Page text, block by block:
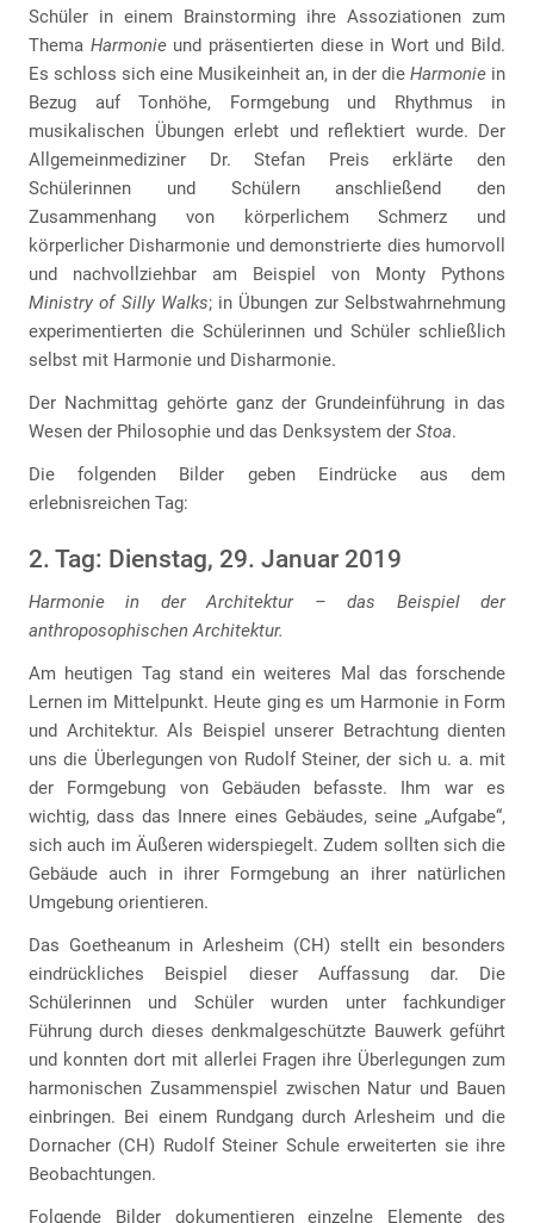
Schüler in einem Brainstorming ihre Assoziationen zum
Thema Harmonieund präsentierten diese in Wort und Bild.
Es schloss sich eine Musikeinheit an, in der die Harmonie in
Bezug auf Tonhöhe, Formgebung und Rhythmus in
musikalischen Übungen erlebt und reflektiert wurde. Der
Allgemeinmediziner Dr. Stefan Preis erklärte den
Schülerinnen und Schülern anschließend den
Zusammenhang von körperlichem Schmerz und
körperlicher Disharmonie und demonstrierte dies humorvoll
und nachvollziehbar am Beispiel von Monty Pythons
Ministry of Silly Walks; in Übungen zur Selbstwahrnehmung
experimentierten die Schülerinnen und Schüler schließlich
selbst mit Harmonie und Disharmonie.
Der Nachmittag gehörte ganz der Grundeinführung in das
Wesen der Philosophie und das Denksystem der Stoa.
Die folgenden Bilder geben Eindrücke aus dem
erlebnisreichen Tag:
2. Tag: Dienstag, 29. Januar 2019
Harmonie in der Architektur – das Beispiel der
anthroposophischen Architektur.
Am heutigen Tag stand ein weiteres Mal das forschende
Lernen im Mittelpunkt. Heute ging es um Harmonie in Form
und Architektur. Als Beispiel unserer Betrachtung dienten
uns die Überlegungen von Rudolf Steiner, der sich u. a. mit
der Formgebung von Gebäuden befasste. Ihm war es
wichtig, dass das Innere eines Gebäudes, seine „Aufgabe“,
sich auch im Äußeren widerspiegelt. Zudem sollten sich die
Gebäude auch in ihrer Formgebung an ihrer natürlichen
Umgebung orientieren.
Das Goetheanum in Arlesheim (CH) stellt ein besonders
eindrückliches Beispiel dieser Auffassung dar. Die
Schülerinnen und Schüler wurden unter fachkundiger
Führung durch dieses denkmalgeschützte Bauwerk geführt
und konnten dort mit allerlei Fragen ihre Überlegungen zum
harmonischen Zusammenspiel zwischen Natur und Bauen
einbringen. Bei einem Rundgang durch Arlesheim und die
Dornacher (CH) Rudolf Steiner Schule erweiterten sie ihre
Beobachtungen.
Folgende Bilder dokumentieren einzelne Elemente des